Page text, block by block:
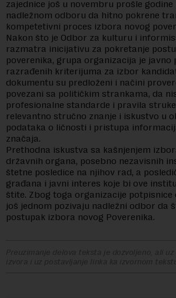
zajednice još u novembru prošle
nadležnom odboru da hitno pokrene
kompetetivni proces izbora novog
Nakon što je Odbor za kulturu i
razmatra inicijativu za pokretanje
poverenika, grupa organizacija je javno
razrađenih kriterijuma za izbor
dokumentu su predloženi i načini
povezani sa političkim strankama, da
profesionalne standarde i pravila
relevantno stručno znanje i iskustvo u
podataka o ličnosti i pristupa
značaja.
Prethodna iskustva sa kašnjenjem
državnih organa, posebno nezavisnih
štetne posledice na njihov rad, a
građana i javni interes koje bi ove
štite. Zbog toga organizacije potpisnice
još jednom pozivaju nadležni odbor da
postupak izbora novog Poverenika.
Preuzimanje delova teksta je dozvoljeno, ali uz
izvora i uz postavljanje linka ka izvornom